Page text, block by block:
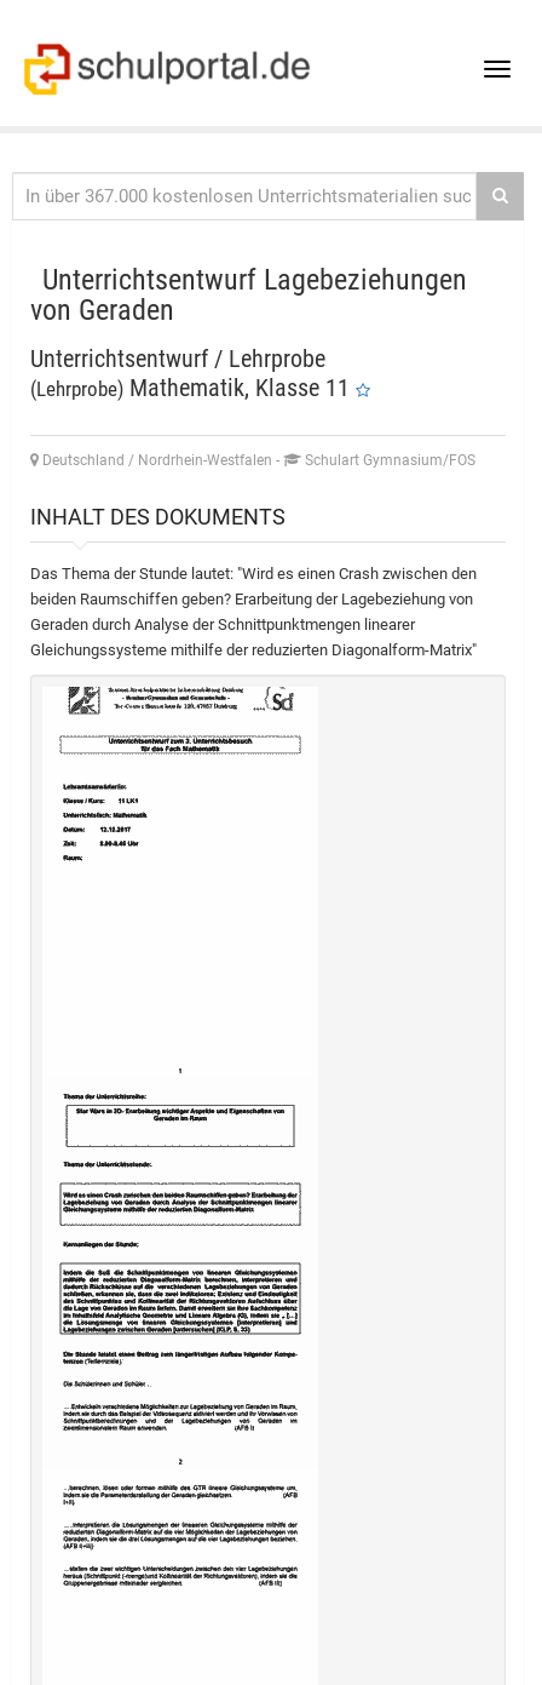
Toggle
Unterrichtsentwurf Lagebeziehungen
von Geraden
Unterrichtsentwurf / Lehrprobe
(Lehrprobe) Mathematik, Klasse 11
Deutschland / Nordrhein-Westfalen - Schulart Gymnasium/FOS
INHALT DES DOKUMENTS
Das Thema der Stunde lautet: "Wird es einen Crash zwischen den
beiden Raumschiffen geben? Erarbeitung der Lagebeziehung von
Geraden durch Analyse der Schnittpunktmengen linearer
Gleichungssysteme mithilfe der reduzierten Diagonalform-Matrix"